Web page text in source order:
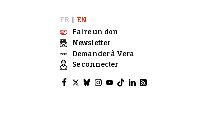
FR
EN
Faire un don
Newsletter
Demander à Vera
Se connecter